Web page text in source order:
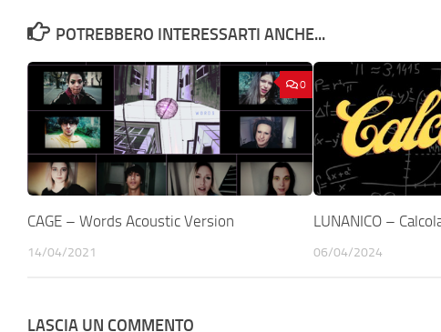
POTREBBERO INTERESSARTI ANCHE...
0
CAGE – Words Acoustic Version
14/04/2021
LUNANICO –
06/04/2024
LASCIA UN COMMENTO